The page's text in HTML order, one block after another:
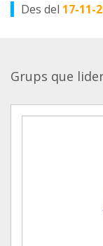
Des del 17-11-
Grups que